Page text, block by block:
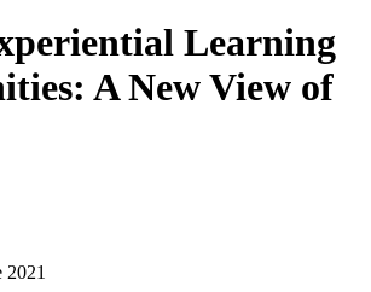
Learning
A New View of
2021